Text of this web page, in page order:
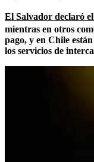
El Salvador declaró
mientras en otros
pago, y en Chile
los servicios de